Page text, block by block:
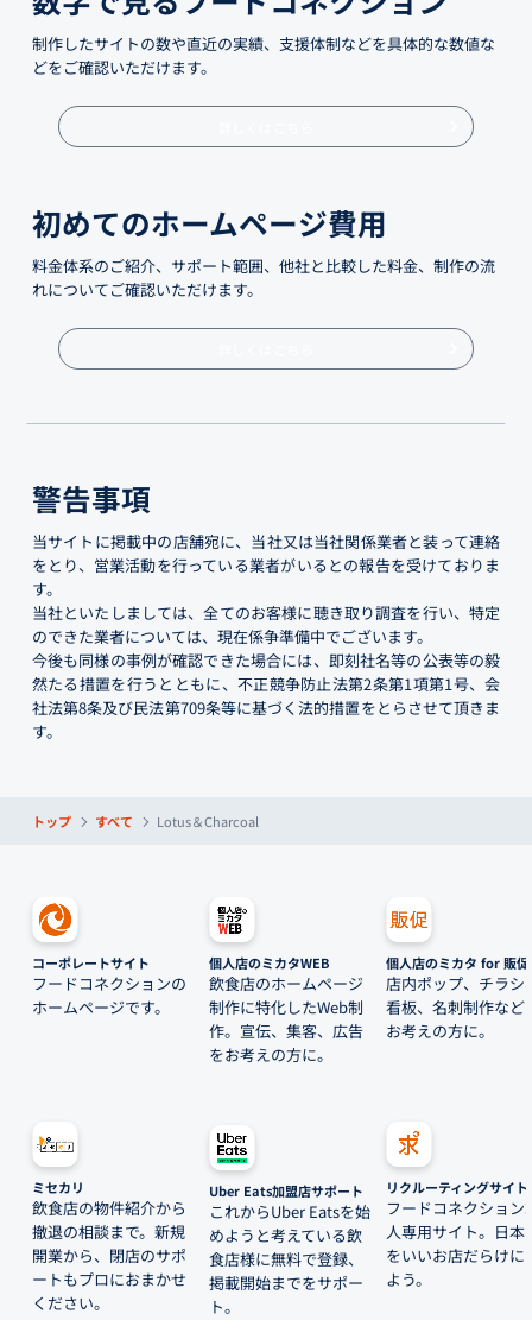
制作したサイトの数や直近の実績、支援体制などを具体的な数値な
どをご確認いただけます。
初めてのホームページ費用
料金体系のご紹介、サポート範囲、他社と比較した料金、制作の流
れについてご確認いただけます。
警告事項
当サイトに掲載中の店舗宛に、当社又は当社関係業者と装って連絡
をとり、営業活動を行っている業者がいるとの報告を受けておりま
す。
当社といたしましては、全てのお客様に聴き取り調査を行い、特定
のできた業者については、現在係争準備中でございます。
今後も同様の事例が確認できた場合には、即刻社名等の公表等の毅
然たる措置を行うとともに、不正競争防止法第2条第1項第1号、会
社法第8条及び民法第709条等に基づく法的措置をとらさせて頂きま
す。
トップ すべて Lotus＆Charcoal
コーポレートサイト
フードコネクションの
ホームページです。
ミセカリ
飲食店の物件紹介から
撤退の相談まで。新規
開業から、閉店のサポ
ートもプロにおまかせ
ください。
個人店のミカタWEB
飲食店のホームページ
制作に特化したWeb制
作。宣伝、集客、広告
をお考えの方に。
Uber Eats加盟店サポート
これからUber Eatsを始
めようと考えている飲
食店様に無料で登録、
掲載開始までをサポー
ト。
個人店のミカタ for 販促
店内ポップ、チラシ
看板、名刺制作など
お考えの方に。
リクルーティングサイト
フードコネクション
人専用サイト。日本
をいいお店だらけに
よう。